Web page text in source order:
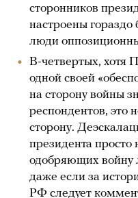
сторонников
настроены гораздо
люди
В-четвертых, хотя
одной своей
на сторону войны
респондентов, это
сторону.
президента
одобряющих войну
даже если за
РФ следует